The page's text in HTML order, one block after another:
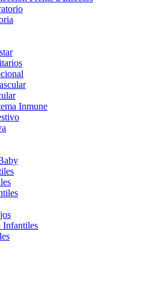
Inmune
Infantiles